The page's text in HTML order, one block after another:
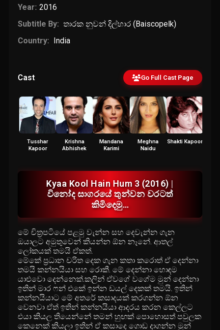
Year: 2016
Subtitle By: තා‍ර‍ක ‍නු‍වන්‍ ‍දිල්‍‍හා‍ර (Baiscopelk)
Country:
India
Cast Go Full Cast Page
Tusshar
Kapoor
Krishna
Abhishek
Mandana
Karimi
Meghna
Naidu
Shakti Kapoor
Kyaa Kool Hain Hum 3 (2016) |
විනෝද සාගරයේ තුන්වන වරටත්
කිමිදෙමු…
මේ චිත්‍රපටියේ පළමු වැන්න සහ දෙවැන්න ගැන
ඔයාලට අමුතුවෙන් කියන්න ඕන නෑනේ. ආතල්
ලෝකයක් තමයි ඒකත්.
මේකේ ප්‍රධාන චරිත දෙක ගැන කතා කරොත් ඒ දෙන්නා
තමයි කන්නයියා සහ රොකී. මේ දෙන්නා හොඳම
යාළුවො දෙන්නෙක්.කලින් ඒවගේ වගේම මුන් දෙන්නා
ඉතින් මාර ෆන් එකේ ඉන්න ඩයල් දෙකක් තමයි. ඉතින්
කන්නයියාට මේ අතරේ කසාදයක් කරගන්න ඕන
වෙනවා ඒත් ඉතින් කන්නයියා ආදරය කරන කෙල්ලට
එයා කියල තියෙන්නේ තමන් හුඟක් පොහොසත් පවුලක
කෙනෙක් කියලා ඉතින් ඒ කසාදෙ ගොඩ දාගන්න මුන්